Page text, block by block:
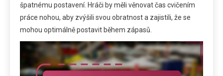
špatnému postavení. Hráči by měli věnovat čas cvičením
práce nohou, aby zvýšili svou obratnost a zajistili, že se
mohou optimálně postavit během zápasů.